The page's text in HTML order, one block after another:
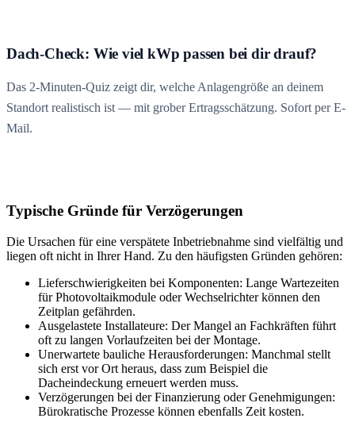
Dach-Check: Wie viel kWp passen bei dir drauf?
Das 2-Minuten-Quiz zeigt dir, welche Anlagengröße an deinem
Standort realistisch ist — mit grober Ertragsschätzung. Sofort per E-
Mail.
Typische Gründe für Verzögerungen
Die Ursachen für eine verspätete Inbetriebnahme sind vielfältig und
liegen oft nicht in Ihrer Hand. Zu den häufigsten Gründen gehören:
Lieferschwierigkeiten bei Komponenten: Lange Wartezeiten
für Photovoltaikmodule oder Wechselrichter können den
Zeitplan gefährden.
Ausgelastete Installateure: Der Mangel an Fachkräften führt
oft zu langen Vorlaufzeiten bei der Montage.
Unerwartete bauliche Herausforderungen: Manchmal stellt
sich erst vor Ort heraus, dass zum Beispiel die
Dacheindeckung erneuert werden muss.
Verzögerungen bei der Finanzierung oder Genehmigungen:
Bürokratische Prozesse können ebenfalls Zeit kosten.